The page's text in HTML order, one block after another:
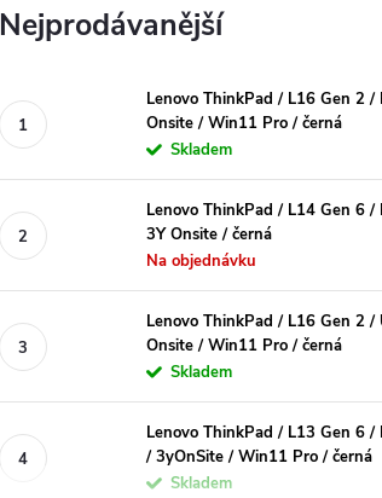
Nejprodávanější
Lenovo ThinkPad / L16 Gen 2
Onsite / Win11 Pro / černá
Skladem
Lenovo ThinkPad / L14 Gen 6
3Y Onsite / černá
Na objednávku
Lenovo ThinkPad / L16 Gen 2
Onsite / Win11 Pro / černá
Skladem
Lenovo ThinkPad / L13 Gen 6
/ 3yOnSite / Win11 Pro / černá
Skladem